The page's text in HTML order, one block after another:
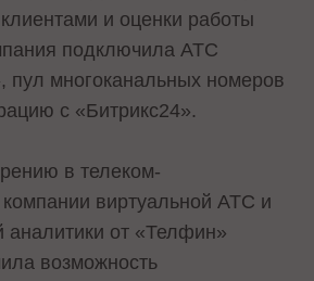
и оценки работы
подключила АТС
многоканальных номеров
с «Битрикс24».
в телеком-
компании виртуальной АТС и
аналитики от «Телфин»
возможность